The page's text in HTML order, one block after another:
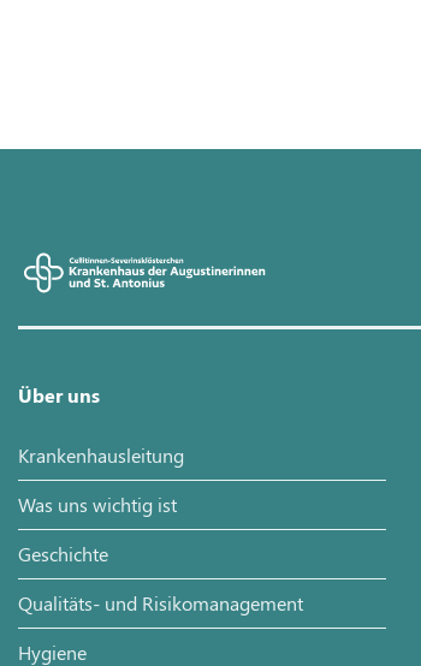
Über uns
Krankenhausleitung
Was uns wichtig ist
Geschichte
Qualitäts- und Risikomanagement
Hygiene